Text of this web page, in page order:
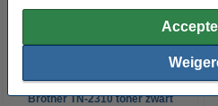
123inkt huismerk vervangt
Brother TN-2310 toner zwart